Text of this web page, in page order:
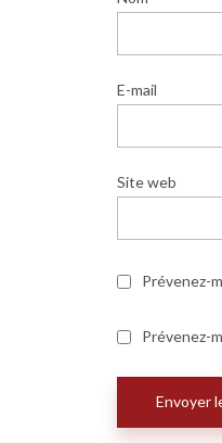
E-mail
Site web
Prévenez-
Prévenez-